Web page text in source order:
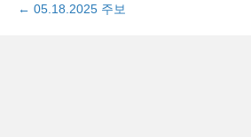
← 05.18.2025 주보